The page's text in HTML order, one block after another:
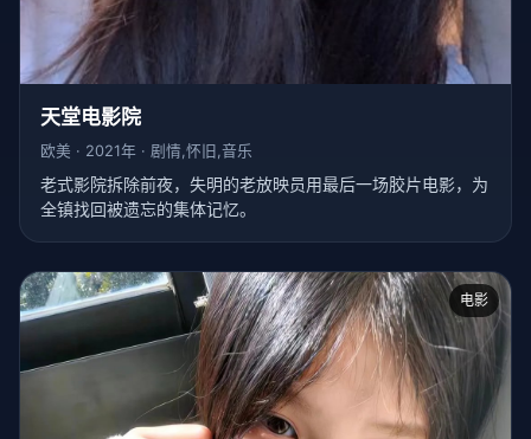
天堂电影院
欧美 · 2021年 · 剧情,怀旧,音乐
老式影院拆除前夜，失明的老放映员用最后一场胶片电影，为
全镇找回被遗忘的集体记忆。
电影